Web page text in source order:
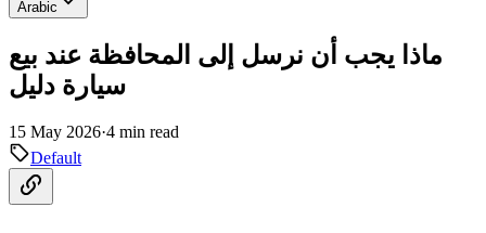
Arabic
ماذا يجب أن نرسل إلى المحافظة عند بيع
سيارة دليل
15 May 2026·4 min read
Default